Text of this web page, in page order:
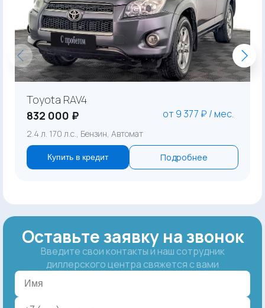
Toyota RAV4
832 000 ₽
от 9 377 ₽ / мес.
2.4 л. 170 л.с., Бензин, Автомат
Купить в кредит Подробнее
Оставьте заявку на звонок
Введите свои контакты и наш сотрудник
диллерского центра свяжется с вами